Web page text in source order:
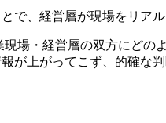
、経営層が現場をリア
場・経営層の双方にどの
上がってこず、的確な